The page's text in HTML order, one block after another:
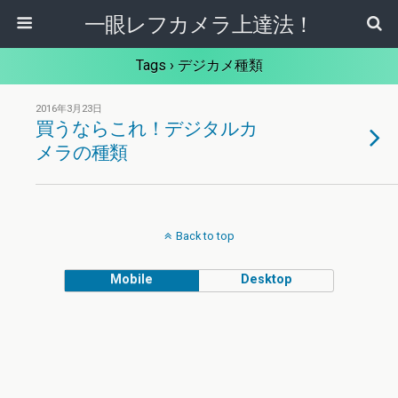
一眼レフカメラ上達法！
Tags › デジカメ種類
2016年3月23日
買うならこれ！デジタルカ
メラの種類
Back to top
Mobile Desktop